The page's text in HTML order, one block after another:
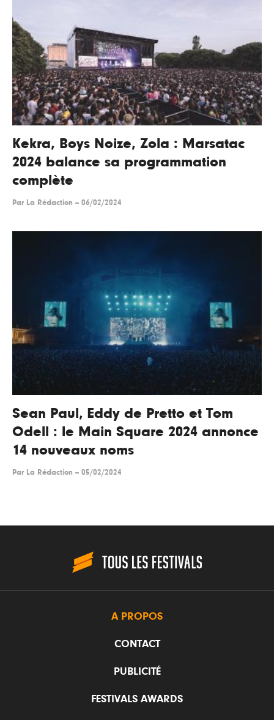
Kekra, Boys Noize, Zola : Marsatac
2024 balance sa programmation
complète
Par La Rédaction -- 06/02/2024
Sean Paul, Eddy de Pretto et Tom
Odell : le Main Square 2024 annonce
14 nouveaux noms
Par La Rédaction -- 05/02/2024
A PROPOS
CONTACT
PUBLICITÉ
FESTIVALS AWARDS